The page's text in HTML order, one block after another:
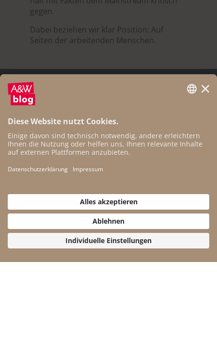
© 2025 AK Wien | Prinz-Eugen-Straße 20-22, 1040
Autor:innen
gegen.
Dabei beziehen wir klar Position: Auf
Seiten der arbeitenden Menschen.